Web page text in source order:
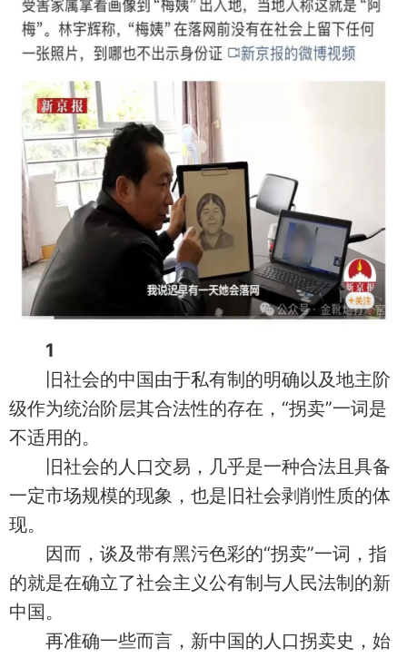
1
旧社会的中国由于私有制的明确以及地主阶
级作为统治阶层其合法性的存在，“拐卖”一词是
不适用的。
旧社会的人口交易，几乎是一种合法且具备
一定市场规模的现象，也是旧社会剥削性质的体
现。
因而，谈及带有黑污色彩的“拐卖”一词，指
的就是在确立了社会主义公有制与人民法制的新
中国。
再准确一些而言，新中国的人口拐卖史，始